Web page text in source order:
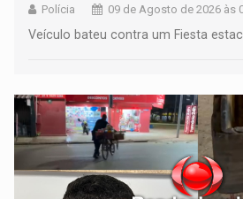
Polícia 09 de Agosto de 2026 às
Veículo bateu contra um Fiesta